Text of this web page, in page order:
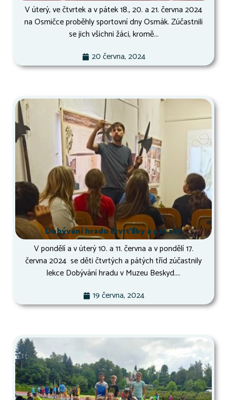
V úterý, ve čtvrtek a v pátek 18., 20. a 21. června 2024
na Osmičce proběhly sportovní dny Osmák. Zúčastnili
se jich všichni žáci, kromě...
20 června, 2024
Dobývání hradu čtvrťáky a páťáky
V pondělí a v úterý 10. a 11. června a v pondělí 17.
června 2024 se děti čtvrtých a pátých tříd zúčastnily
lekce Dobývání hradu v Muzeu Beskyd....
19 června, 2024